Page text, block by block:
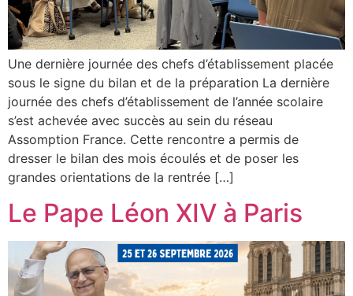
Une dernière journée des chefs d’établissement placée
sous le signe du bilan et de la préparation La dernière
journée des chefs d’établissement de l’année scolaire
s’est achevée avec succès au sein du réseau
Assomption France. Cette rencontre a permis de
dresser le bilan des mois écoulés et de poser les
grandes orientations de la rentrée […]
Le Pape Léon XIV à Paris